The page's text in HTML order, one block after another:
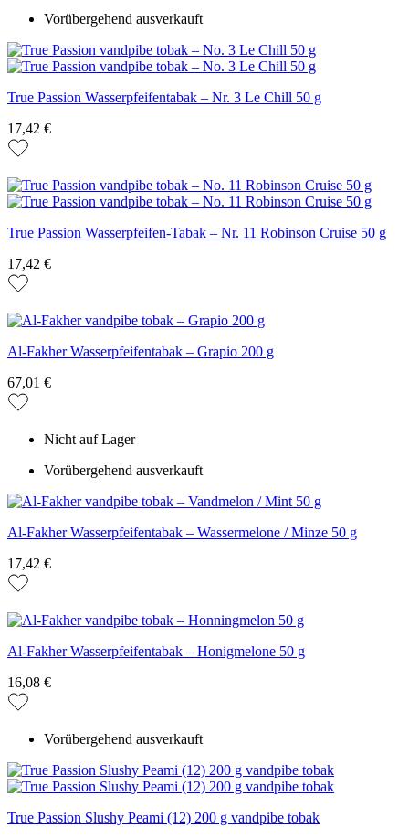
Vorübergehend ausverkauft
True Passion Wasserpfeifentabak – Nr. 3 Le Chill 50 g
17,42 €
True Passion Wasserpfeifen-Tabak – Nr. 11 Robinson Cruise 50 g
17,42 €
Al-Fakher Wasserpfeifentabak – Grapio 200 g
67,01 €
Nicht auf Lager
Vorübergehend ausverkauft
Al-Fakher Wasserpfeifentabak – Wassermelone / Minze 50 g
17,42 €
Al-Fakher Wasserpfeifentabak – Honigmelone 50 g
16,08 €
Vorübergehend ausverkauft
True Passion Slushy Peami (12) 200 g vandpibe tobak